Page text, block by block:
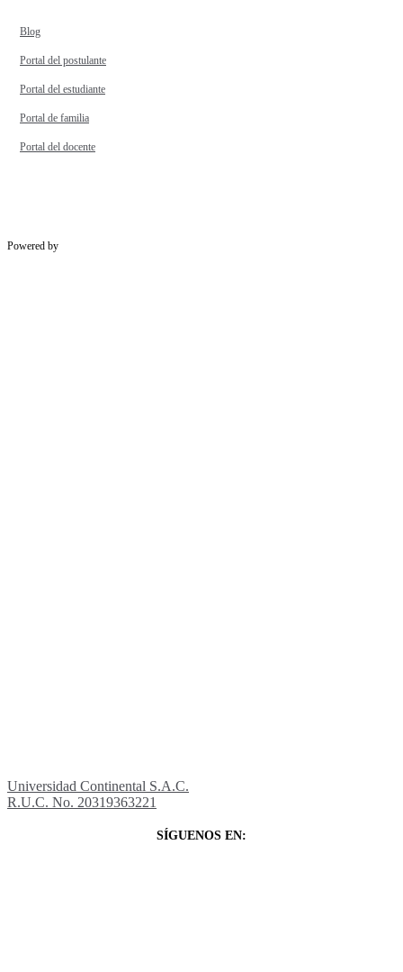
Blog
Portal del postulante
Portal del estudiante
Portal de familia
Portal del docente
Powered by
Universidad Continental S.A.C.
R.U.C. No. 20319363221
SÍGUENOS EN: